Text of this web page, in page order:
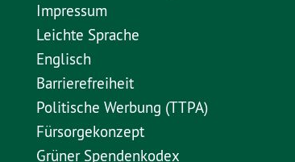
Impressum
Leichte Sprache
Englisch
Barrierefreiheit
Politische Werbung (TTPA)
Fürsorgekonzept
Grüner Spendenkodex